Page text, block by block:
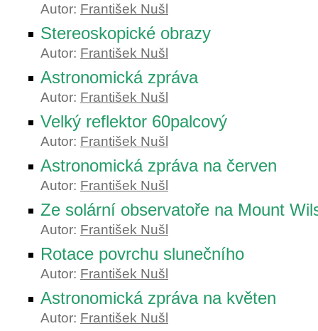
Autor: František Nušl
Stereoskopické obrazy
Autor: František Nušl
Astronomická zpráva
Autor: František Nušl
Velký reflektor 60palcový
Autor: František Nušl
Astronomická zpráva na červen
Autor: František Nušl
Ze solární observatoře na Mount
Autor: František Nušl
Rotace povrchu slunečního
Autor: František Nušl
Astronomická zpráva na květen
Autor: František Nušl